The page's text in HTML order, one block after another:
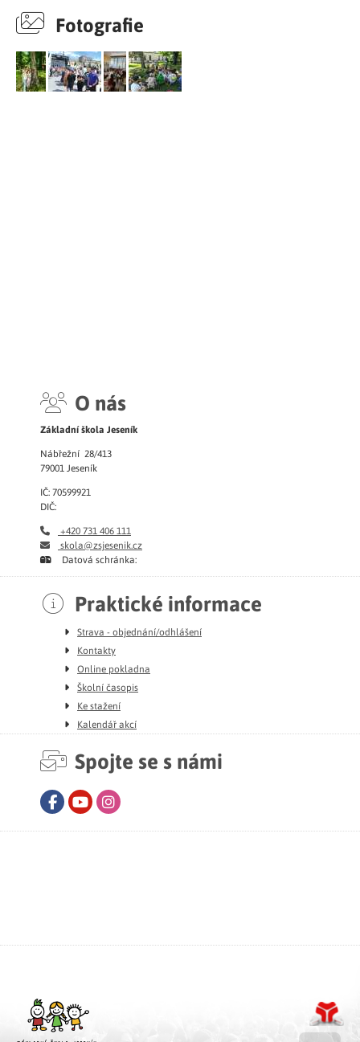
Fotografie
O nás
Základní škola Jeseník
Nábřežní 28/413
79001 Jeseník
IČ: 70599921
DIČ:
+420 731 406 111
skola@zsjesenik.cz
Datová schránka:
Praktické informace
Strava - objednání/odhlášení
Kontakty
Online pokladna
Školní časopis
Ke stažení
Kalendář akcí
Spojte se s námi
FacebookYoutube